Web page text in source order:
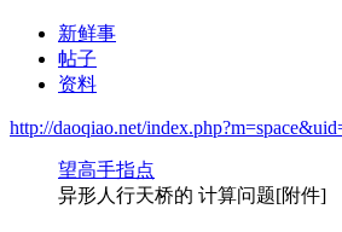
新鲜事
帖子
资料
http://daoqiao.net/
望高手指点
异形人行天桥的 计算问题[附件]